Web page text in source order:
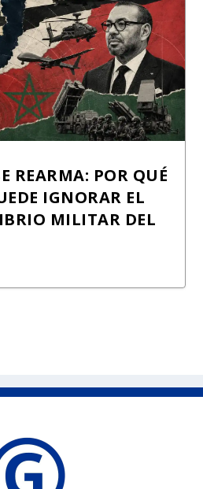
REARMA: POR QUÉ
IGNORAR EL
MILITAR DEL